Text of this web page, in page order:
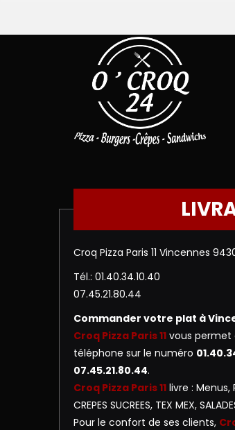
Croq Pizza Paris 11 Vincennes
Tél.: 01.40.34.10.40
07.45.21.80.44
Commander votre plat à
Croq Pizza Paris 11 vous permet
téléphone sur le numéro
07.45.21.80.44.
Croq Pizza Paris 11 livre : Menus,
CREPES SUCREES, TEX MEX,
Pour le confort de ses clients,